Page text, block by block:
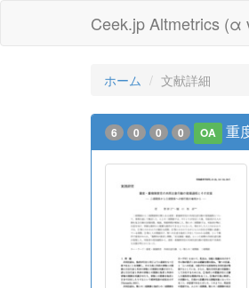
Ceek.jp Altmetrics (α
ホーム 文献詳細
6 0 0 0 OA 重